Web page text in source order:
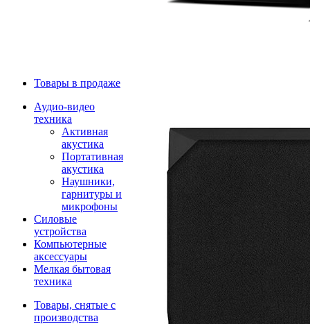
Товары в продаже
Аудио-видео
техника
Активная
акустика
Портативная
акустика
Наушники,
гарнитуры и
микрофоны
Силовые
устройства
Компьютерные
аксессуары
Мелкая бытовая
техника
Товары, снятые с
производства